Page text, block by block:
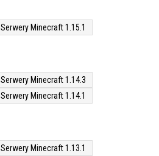
Serwery Minecraft 1.15.1
Serwery Minecraft 1.14.3
Serwery Minecraft 1.14.1
Serwery Minecraft 1.13.1